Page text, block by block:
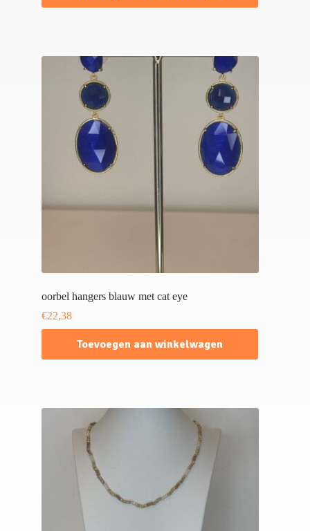
oorbel hangers blauw met cat eye
€22,38
Toevoegen aan winkelwagen